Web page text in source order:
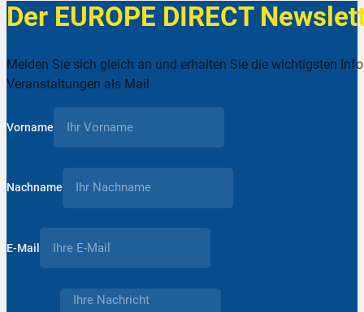
Der EUROPE DIRECT
Melden Sie sich gleich an und erhalten Sie die wichtigsten
Veranstaltungen als Mail
Vorname
Nachname
E-Mail